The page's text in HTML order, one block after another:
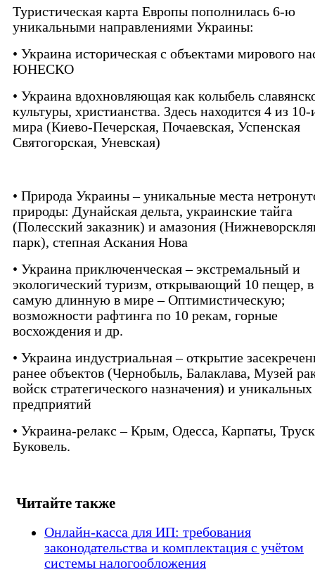
Туристическая карта Европы пополнилась 6-ю
уникальными направлениями Украины:
• Украина историческая с объектами мирового
ЮНЕСКО
• Украина вдохновляющая как колыбель
культуры, христианства. Здесь находится 4 из 10-
мира (Киево-Печерская, Почаевская, Успенская
Святогорская, Уневская)
• Природа Украины – уникальные места
природы: Дунайская дельта, украинские тайга
(Полесский заказник) и амазония
парк), степная Аскания Нова
• Украина приключенческая – экстремальный и
экологический туризм, открывающий 10 пещер, в
самую длинную в мире – Оптимистическую;
возможности рафтинга по 10 рекам, горные
восхождения и др.
• Украина индустриальная – открытие
ранее объектов (Чернобыль, Балаклава, Музей
войск стратегического назначения) и уникальных
предприятий
• Украина-релакс – Крым, Одесса, Карпаты,
Буковель.
Читайте также
Онлайн-касса для ИП: требования
законодательства и комплектация с учётом
системы налогообложения